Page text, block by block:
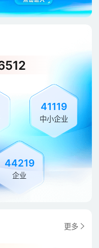
41119
中小企业
44219
企业
更多